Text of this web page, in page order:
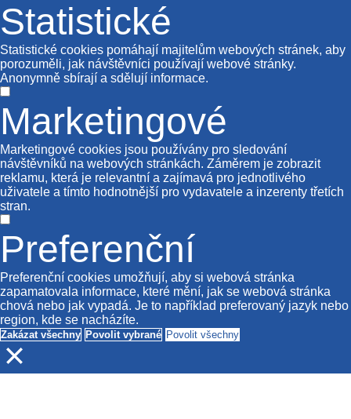
Statistické
Statistické cookies pomáhají majitelům webových stránek, aby
porozuměli, jak návštěvníci používají webové stránky.
Anonymně sbírají a sdělují informace.
Marketingové
Marketingové cookies jsou používány pro sledování
návštěvníků na webových stránkách. Záměrem je zobrazit
reklamu, která je relevantní a zajímavá pro jednotlivého
uživatele a tímto hodnotnější pro vydavatele a inzerenty třetích
stran.
Preferenční
Preferenční cookies umožňují, aby si webová stránka
zapamatovala informace, které mění, jak se webová stránka
chová nebo jak vypadá. Je to například preferovaný jazyk nebo
region, kde se nacházíte.
Zakázat všechny Povolit vybrané